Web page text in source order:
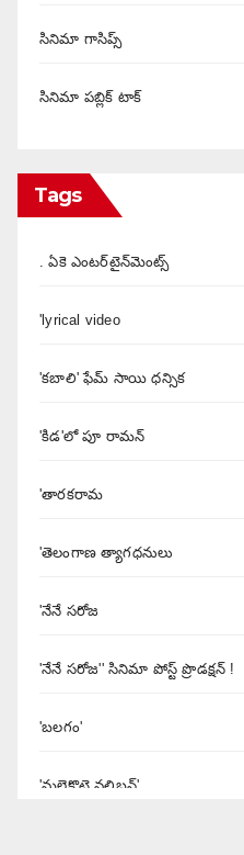
సినిమా గాసిప్స్
సినిమా పబ్లిక్ టాక్
Tags
. ఏకె ఎంటర్‌టైన్‌మెంట్స్
'lyrical video
'కబాలి' ఫేమ్ సాయి ధన్సిక
'కిడ'లో పూ రామన్
'తారకరామ
'తెలంగాణ త్యాగధనులు
'నేనే సరోజ
'నేనే సరోజ'' సినిమా పోస్ట్ ప్రొడక్షన్ !
'బలగం'
'మలైకొట్టై వలిబన్'